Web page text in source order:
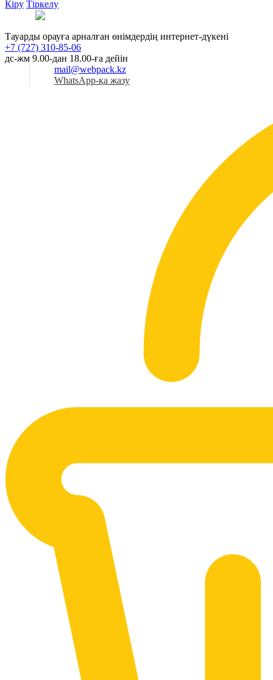
Кіру Тіркелу
Тауарды орауға арналған өнімдердің интернет-дүкені
+7 (727) 310-85-06
дс-жм 9.00-дан 18.00-ға дейін
mail@webpack.kz
WhatsApp-қа жазу